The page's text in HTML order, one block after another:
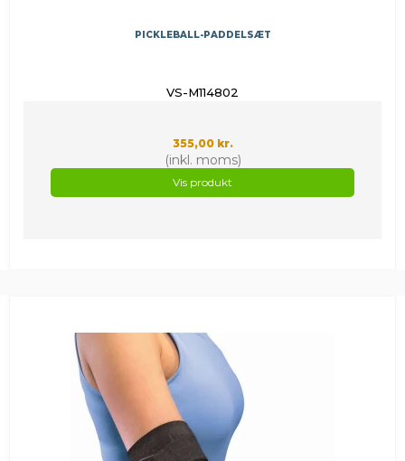
PICKLEBALL-PADDELSÆT
VS-M114802
355,00 kr.
(inkl. moms)
Vis produkt